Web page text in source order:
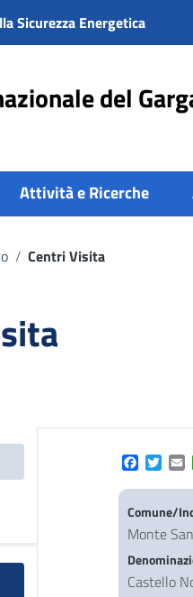
Sicurezza Energetica
del
Attività e Ricerche
/ Centri Visita
Facebook
Comune/
Monte
Castello